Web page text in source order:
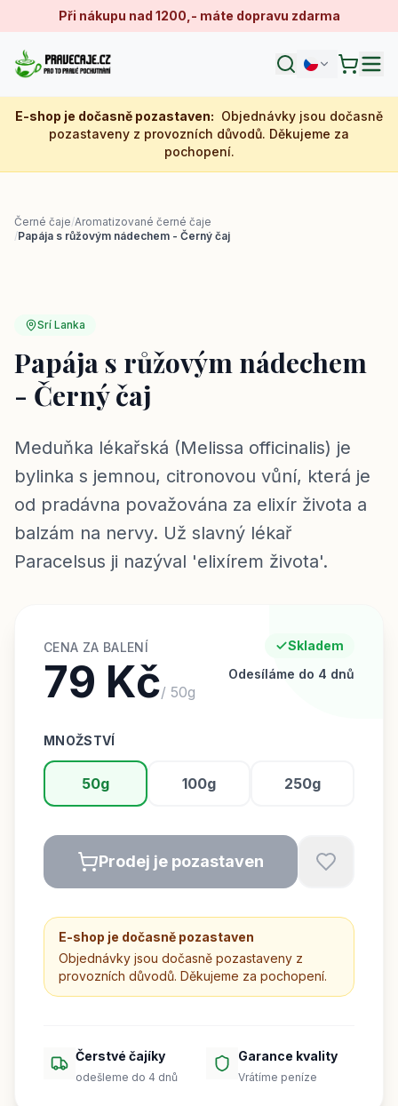
Při nákupu nad 1200,- máte dopravu zdarma
E-shop je dočasně pozastaven: Objednávky jsou dočasně
pozastaveny z provozních důvodů. Děkujeme za
pochopení.
Černé čaje/Aromatizované černé čaje
/Papája s růžovým nádechem - Černý čaj
Srí Lanka
Papája s růžovým nádechem
- Černý čaj
Meduňka lékařská (Melissa officinalis) je
bylinka s jemnou, citronovou vůní, která je
od pradávna považována za elixír života a
balzám na nervy. Už slavný lékař
Paracelsus ji nazýval 'elixírem života'.
CENA ZA BALENÍ
79 Kč/ 50g
Skladem
Odesíláme do 4 dnů
MNOŽSTVÍ
50g 100g 250g
Prodej je pozastaven
E-shop je dočasně pozastaven
Objednávky jsou dočasně pozastaveny z
provozních důvodů. Děkujeme za pochopení.
Čerstvé čajíky
odešleme do 4 dnů
Garance kvality
Vrátíme peníze